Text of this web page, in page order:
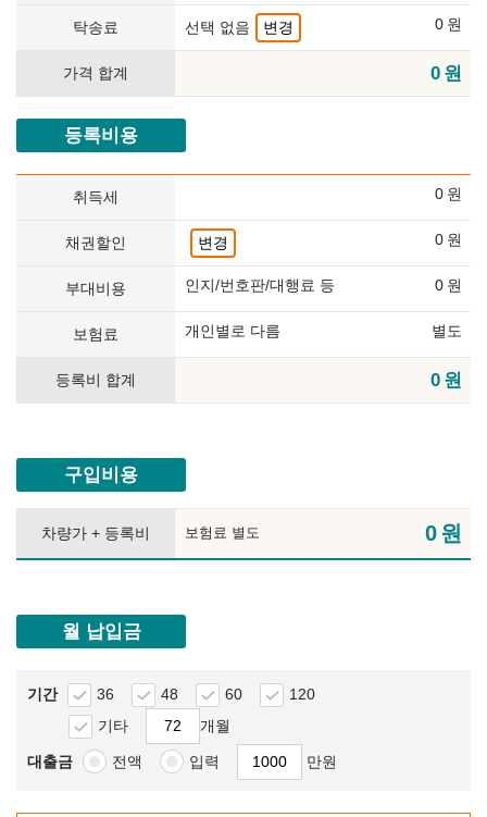
탁송료 선택 없음 변경 0 원
가격 합계 0 원
등록비용
취득세 0 원
채권할인 변경 0 원
부대비용 인지/번호판/대행료 등 0 원
보험료 개인별로 다름 별도
등록비 합계 0 원
구입비용
차량가 + 등록비 보험료 별도 0원
월 납입금
기간 36 48 60
120
기타
개월
대출금 전액 입력 만원